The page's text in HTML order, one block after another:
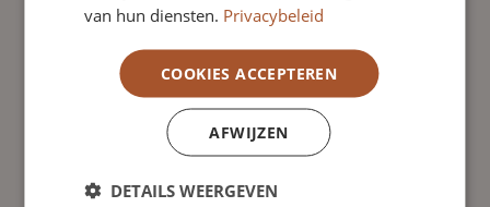
Beweegt zich gemakkelijk in een complex publiek
speelveld met overheid, cultuur en vastgoed;
Heeft ervaring met governancevraagstukken en bij
voorkeur met transities naar een Raad van Toezicht-model;
Heeft een verbindende stijl van leidinggeven, met ruimte
voor verschillende perspectieven;
Kan kritisch en onafhankelijk opereren, met gevoel voor
van hun diensten. Privacybeleid
COOKIES ACCEPTEREN
AFWIJZEN
DETAILS WEERGEVEN